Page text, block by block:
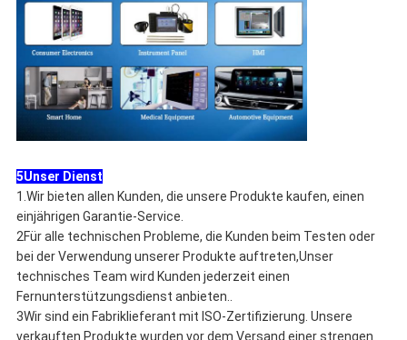
5Unser Dienst
1.Wir bieten allen Kunden, die unsere Produkte kaufen, einen
einjährigen Garantie-Service.
2Für alle technischen Probleme, die Kunden beim Testen oder
bei der Verwendung unserer Produkte auftreten,Unser
technisches Team wird Kunden jederzeit einen
Fernunterstützungsdienst anbieten..
3Wir sind ein Fabriklieferant mit ISO-Zertifizierung. Unsere
verkauften Produkte wurden vor dem Versand einer strengen